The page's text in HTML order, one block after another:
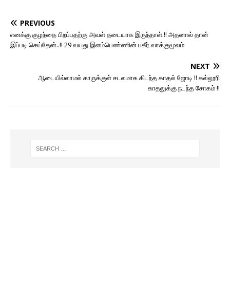
PREVIOUS
எனக்கு குழந்தை பிறப்பதற்கு அவள் தடையாக இருந்தாள்.!! அதனால் தான்
இப்படி செய்தேன்..!! 29 வயது இளம்பெண்ணின் பகீர் வாக்குமூலம்
NEXT
ஆடையில்லாமல் காருக்குள் சடலமாக கிடந்த காதல் ஜோடி !! கல்லூரி
காதலுக்கு நடந்த சோகம் !!